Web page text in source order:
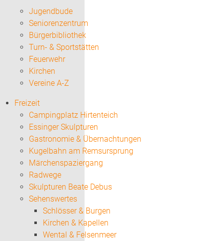
Jugendbude
Seniorenzentrum
Bürgerbibliothek
Turn- & Sportstätten
Feuerwehr
Kirchen
Vereine A-Z
Freizeit
Campingplatz Hirtenteich
Essinger Skulpturen
Gastronomie & Übernachtungen
Kugelbahn am Remsursprung
Märchenspaziergang
Radwege
Skulpturen Beate Debus
Sehenswertes
Schlösser & Burgen
Kirchen & Kapellen
Wental & Felsenmeer